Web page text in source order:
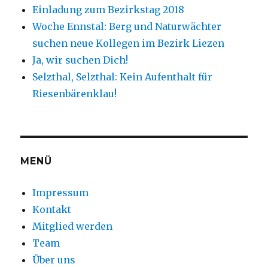
Einladung zum Bezirkstag 2018
Woche Ennstal: Berg und Naturwächter
suchen neue Kollegen im Bezirk Liezen
Ja, wir suchen Dich!
Selzthal, Selzthal: Kein Aufenthalt für
Riesenbärenklau!
MENÜ
Impressum
Kontakt
Mitglied werden
Team
Über uns